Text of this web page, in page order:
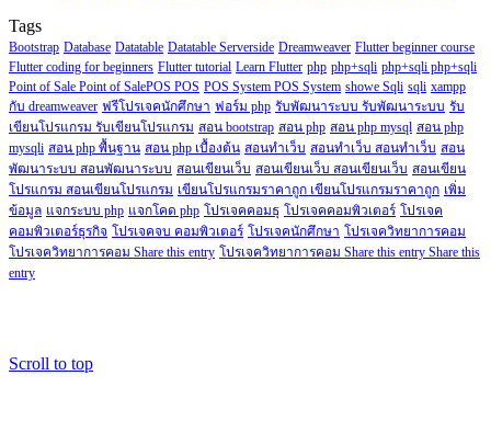
Tags
Bootstrap Database Datatable Datatable Serverside Dreamweaver Flutter beginner course
Flutter coding for beginners Flutter tutorial Learn Flutter php php+sqli php+sqli php+sqli
Point of Sale Point of SalePOS POS POS System POS System showe Sqli sqli xampp
กับ dreamweaver ฟรีโปรเจคนักศึกษา ฟอร์ม php รับพัฒนาระบบ รับพัฒนาระบบ รับ
เขียนโปรแกรม รับเขียนโปรแกรม สอน bootstrap สอน php สอน php mysql สอน php
mysqli สอน php พื้นฐาน สอน php เบื้องต้น สอนทำเว็บ สอนทำเว็บ สอนทำเว็บ สอน
พัฒนาระบบ สอนพัฒนาระบบ สอนเขียนเว็บ สอนเขียนเว็บ สอนเขียนเว็บ สอนเขียน
โปรแกรม สอนเขียนโปรแกรม เขียนโปรแกรมราคาถูก เขียนโปรแกรมราคาถูก เพิ่ม
ข้อมูล แจกระบบ php แจกโคด php โปรเจคคอมธุ โปรเจคคอมพิวเตอร์ โปรเจค
คอมพิวเตอร์ธุรกิจ โปรเจคจบ คอมพิวเตอร์ โปรเจคนักศึกษา โปรเจควิทยาการคอม
โปรเจควิทยาการคอม Share this entry โปรเจควิทยาการคอม Share this entry Share this
entry
Scroll to top